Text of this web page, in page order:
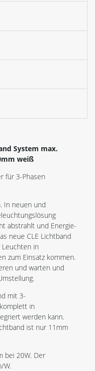
System max.
weiß
für 3-Phasen
In neuen und
abstrahlt und Energie-
neue CLE Lichtband
Leuchten in
zum Einsatz kommen.
und warten und
mit 3-
in
werden kann.
ist nur 11mm
bei 20W. Der
W.